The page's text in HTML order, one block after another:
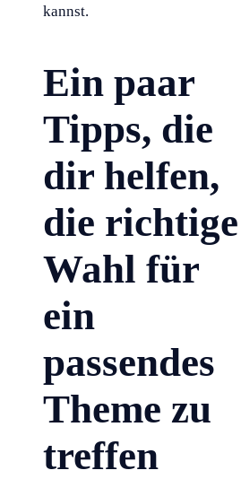
kannst.
Ein paar
Tipps, die
dir helfen,
die richtige
Wahl für
ein
passendes
Theme zu
treffen